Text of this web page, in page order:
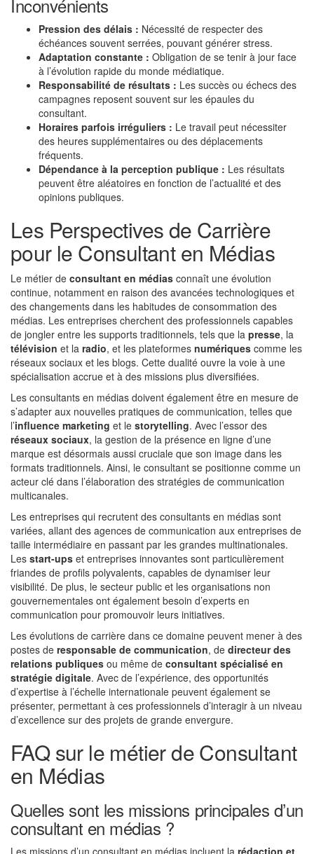
Inconvénients
Pression des délais : Nécessité de respecter des
échéances souvent serrées, pouvant générer stress.
Adaptation constante : Obligation de se tenir à jour face
à l’évolution rapide du monde médiatique.
Responsabilité de résultats : Les succès ou échecs des
campagnes reposent souvent sur les épaules du
consultant.
Horaires parfois irréguliers : Le travail peut nécessiter
des heures supplémentaires ou des déplacements
fréquents.
Dépendance à la perception publique : Les résultats
peuvent être aléatoires en fonction de l’actualité et des
opinions publiques.
Les Perspectives de Carrière
pour le Consultant en Médias
Le métier de consultant en médias connaît une évolution
continue, notamment en raison des avancées technologiques et
des changements dans les habitudes de consommation des
médias. Les entreprises cherchent des professionnels capables
de jongler entre les supports traditionnels, tels que la presse, la
télévision et la radio, et les plateformes numériques comme les
réseaux sociaux et les blogs. Cette dualité ouvre la voie à une
spécialisation accrue et à des missions plus diversifiées.
Les consultants en médias doivent également être en mesure de
s’adapter aux nouvelles pratiques de communication, telles que
l’influence marketing et le storytelling. Avec l’essor des
réseaux sociaux, la gestion de la présence en ligne d’une
marque est désormais aussi cruciale que son image dans les
formats traditionnels. Ainsi, le consultant se positionne comme un
acteur clé dans l’élaboration des stratégies de communication
multicanales.
Les entreprises qui recrutent des consultants en médias sont
variées, allant des agences de communication aux entreprises de
taille intermédiaire en passant par les grandes multinationales.
Les start-ups et entreprises innovantes sont particulièrement
friandes de profils polyvalents, capables de dynamiser leur
visibilité. De plus, le secteur public et les organisations non
gouvernementales ont également besoin d’experts en
communication pour promouvoir leurs initiatives.
Les évolutions de carrière dans ce domaine peuvent mener à des
postes de responsable de communication, de directeur des
relations publiques ou même de consultant spécialisé en
stratégie digitale. Avec de l’expérience, des opportunités
d’expertise à l’échelle internationale peuvent également se
présenter, permettant à ces professionnels d’interagir à un niveau
d’excellence sur des projets de grande envergure.
FAQ sur le métier de Consultant
en Médias
Quelles sont les missions principales d’un
consultant en médias ?
Les missions d’un consultant en médias incluent la rédaction et